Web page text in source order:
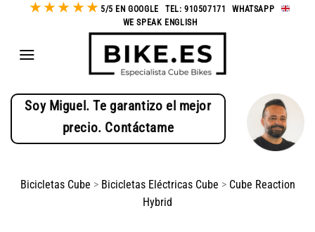
★★ ★ ★★ 5/5 EN GOOGLE TEL: 910507171 -WHATSAPP
WE SPEAK ENGLISH
Soy Miguel. Te garantizo el mejor
precio. Contáctame
Bicicletas Cube > Bicicletas Eléctricas Cube > Cube Reaction
Hybrid